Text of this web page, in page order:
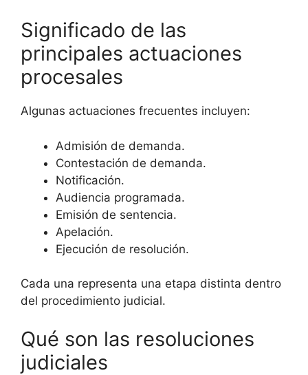
Significado de las
principales actuaciones
procesales
Algunas actuaciones frecuentes incluyen:
Admisión de demanda.
Contestación de demanda.
Notificación.
Audiencia programada.
Emisión de sentencia.
Apelación.
Ejecución de resolución.
Cada una representa una etapa distinta dentro
del procedimiento judicial.
Qué son las resoluciones
judiciales